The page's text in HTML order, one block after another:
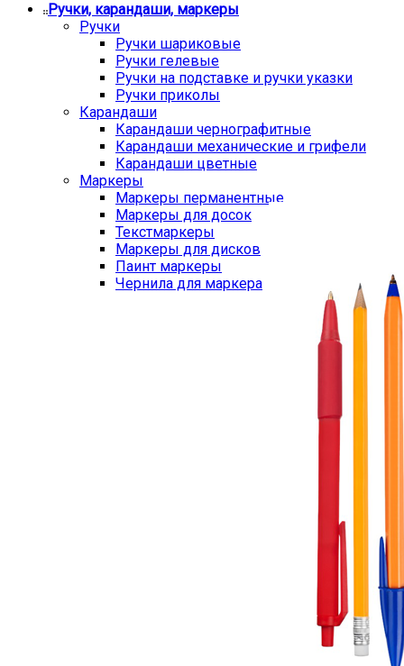
Ручки, карандаши, маркеры
Ручки
Ручки шариковые
Ручки гелевые
Ручки на подставке и ручки указки
Ручки приколы
Карандаши
Карандаши чернографитные
Карандаши механические и грифели
Карандаши цветные
Маркеры
Маркеры перманентные
Маркеры для досок
Текстмаркеры
Маркеры для дисков
Паинт маркеры
Чернила для маркера